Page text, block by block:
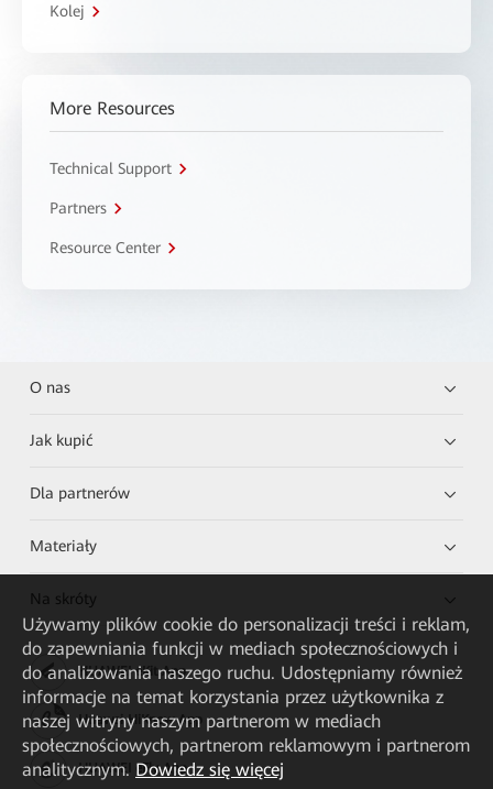
Kolej
More Resources
Technical Support
Partners
Resource Center
O nas
Jak kupić
Dla partnerów
Materiały
Na skróty
HUAWEI eKit App
Huawei HiKnow App
HUAWEI eFly App
Używamy plików cookie do personalizacji treści i reklam,
do zapewniania funkcji w mediach społecznościowych i
do analizowania naszego ruchu. Udostępniamy również
informacje na temat korzystania przez użytkownika z
naszej witryny naszym partnerom w mediach
społecznościowych, partnerom reklamowym i partnerom
analitycznym. Dowiedz się więcej